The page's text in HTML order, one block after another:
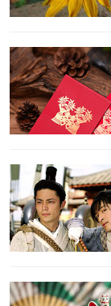
部。
男人
象征，预
满如意。